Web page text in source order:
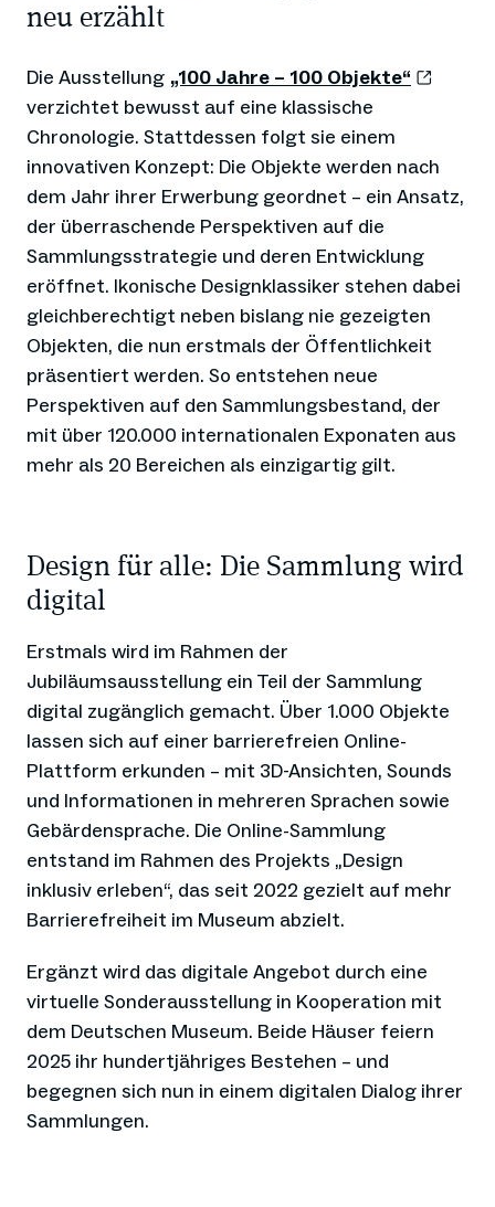
neu erzählt
Die Ausstellung „100 Jahre – 100 Objekte“
verzichtet bewusst auf eine klassische
Chronologie. Stattdessen folgt sie einem
innovativen Konzept: Die Objekte werden nach
dem Jahr ihrer Erwerbung geordnet – ein Ansatz,
der überraschende Perspektiven auf die
Sammlungsstrategie und deren Entwicklung
eröffnet. Ikonische Designklassiker stehen dabei
gleichberechtigt neben bislang nie gezeigten
Objekten, die nun erstmals der Öffentlichkeit
präsentiert werden. So entstehen neue
Perspektiven auf den Sammlungsbestand, der
mit über 120.000 internationalen Exponaten aus
mehr als 20 Bereichen als einzigartig gilt.
Design für alle: Die Sammlung wird
digital
Erstmals wird im Rahmen der
Jubiläumsausstellung ein Teil der Sammlung
digital zugänglich gemacht. Über 1.000 Objekte
lassen sich auf einer barrierefreien Online-
Plattform erkunden – mit 3D-Ansichten, Sounds
und Informationen in mehreren Sprachen sowie
Gebärdensprache. Die Online-Sammlung
entstand im Rahmen des Projekts „Design
inklusiv erleben“, das seit 2022 gezielt auf mehr
Barrierefreiheit im Museum abzielt.
Ergänzt wird das digitale Angebot durch eine
virtuelle Sonderausstellung in Kooperation mit
dem Deutschen Museum. Beide Häuser feiern
2025 ihr hundertjähriges Bestehen – und
begegnen sich nun in einem digitalen Dialog ihrer
Sammlungen.